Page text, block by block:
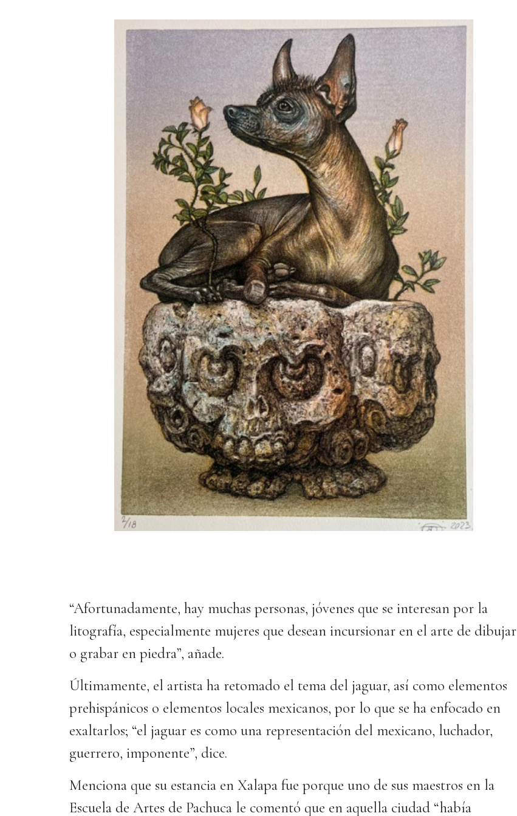
“Afortunadamente, hay muchas personas, jóvenes que se interesan por la
litografía, especialmente mujeres que desean incursionar en el arte de dibujar
o grabar en piedra”, añade.
Últimamente, el artista ha retomado el tema del jaguar, así como elementos
prehispánicos o elementos locales mexicanos, por lo que se ha enfocado en
exaltarlos; “el jaguar es como una representación del mexicano, luchador,
guerrero, imponente”, dice.
Menciona que su estancia en Xalapa fue porque uno de sus maestros en la
Escuela de Artes de Pachuca le comentó que en aquella ciudad “había